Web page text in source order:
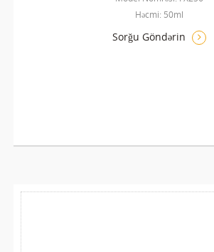
Həcmi: 50ml
Sorğu Göndərin